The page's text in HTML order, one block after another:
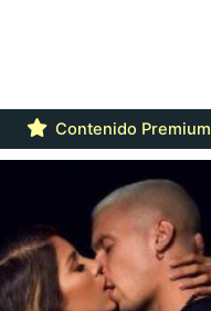
Contenido Premium